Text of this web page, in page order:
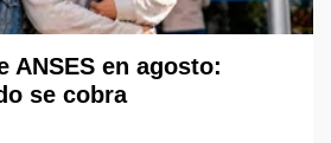
ANSES en agosto:
se cobra